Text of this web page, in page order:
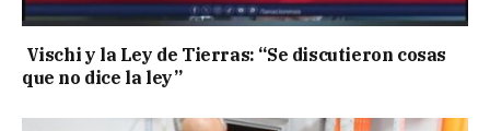
Vischi y la Ley de Tierras: “Se discutieron cosas
que no dice la ley”